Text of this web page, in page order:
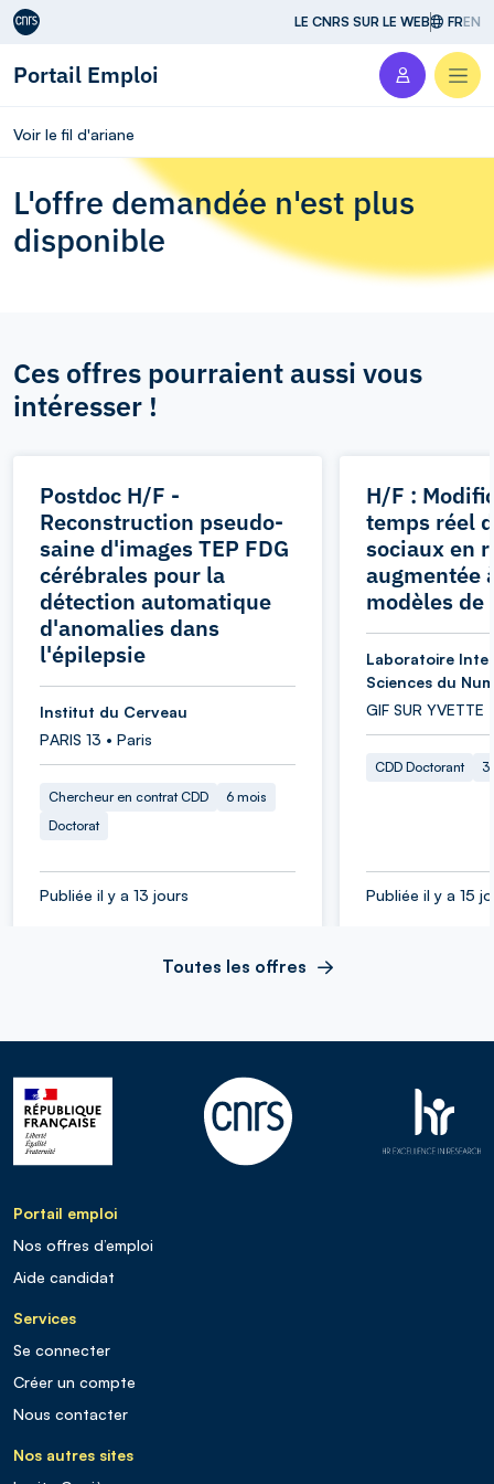
Aller au contenu LE CNRS SUR LE WEB FREN
Portail Emploi
Voir le fil d'ariane
L'offre demandée n'est plus
disponible
Ces offres pourraient aussi vous
intéresser !
Postdoc H/F -
Reconstruction pseudo-
saine d'images TEP FDG
cérébrales pour la
détection automatique
d'anomalies dans
l'épilepsie
Institut du Cerveau
PARIS 13 • Paris
Chercheur en contrat CDD
6 mois
Doctorat
Publiée il y a 13 jours
H/F :
temps réel
sociaux en
augmentée
modèles
Laboratoire
Sciences du
GIF SUR YVETTE
CDD Doctorant
Publiée il y a 15
Toutes les offres
Portail emploi
Nos offres d’emploi
Aide candidat
Services
Se connecter
Créer un compte
Nous contacter
Nos autres sites